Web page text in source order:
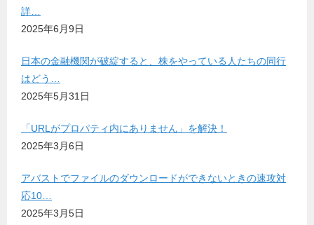
詳…
2025年6月9日
日本の金融機関が破綻すると、株をやっている人たちの同行
はどう…
2025年5月31日
「URLがプロパティ内にありません」を解決！
2025年3月6日
アバストでファイルのダウンロードができないときの速攻対
応10…
2025年3月5日